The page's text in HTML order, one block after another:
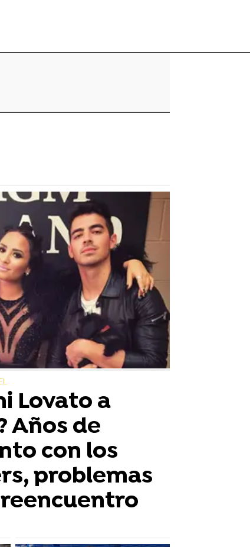
Lovato a
Años de
con los
problemas